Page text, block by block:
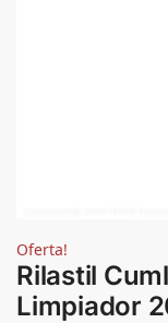
Oferta!
Rilastil
Limpiador